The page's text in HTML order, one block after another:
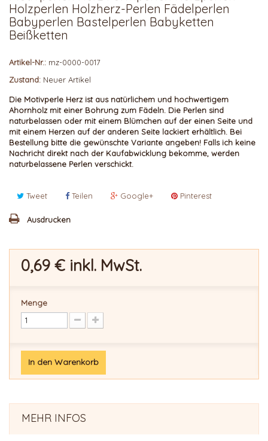
Holzperlen Holzherz-Perlen Fädelperlen
Babyperlen Bastelperlen Babyketten
Beißketten
Artikel-Nr.: mz-0000-0017
Zustand: Neuer Artikel
Die Motivperle Herz ist aus natürlichem und hochwertigem
Ahornholz mit einer Bohrung zum Fädeln. Die Perlen sind
naturbelassen oder mit einem Blümchen auf der einen Seite und
mit einem Herzen auf der anderen Seite lackiert erhältlich. Bei
Bestellung bitte die gewünschte Variante angeben! Falls ich keine
Nachricht direkt nach der Kaufabwicklung bekomme, werden
naturbelassene Perlen verschickt.
Tweet Teilen Google+ Pinterest
Ausdrucken
0,69 € inkl. MwSt.
Menge
In den Warenkorb
MEHR INFOS